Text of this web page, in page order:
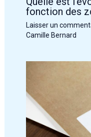
fonction des
Laisser un
Camille Bernard